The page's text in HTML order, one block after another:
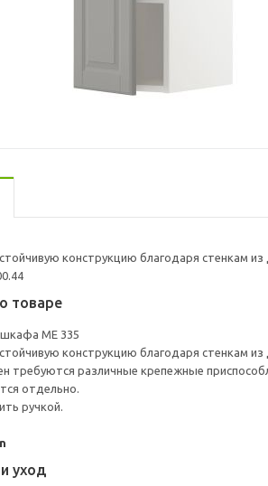
конструкцию благодаря стенкам
товаре
ME 335
конструкцию благодаря стенкам
требуются различные крепежные
отдельно.
ручкой.
уход